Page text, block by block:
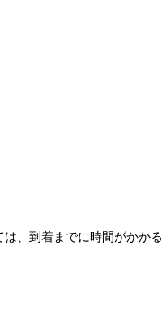
、到着までに時間がかかる